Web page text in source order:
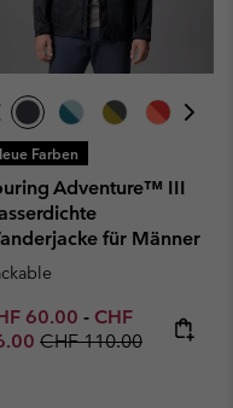
Farben
Adventure™ III
für Männer
sale price:
60.00 - Maximum sale
CHF
Regular price:
CHF 110.00